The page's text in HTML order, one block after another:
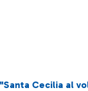
Cecilia al